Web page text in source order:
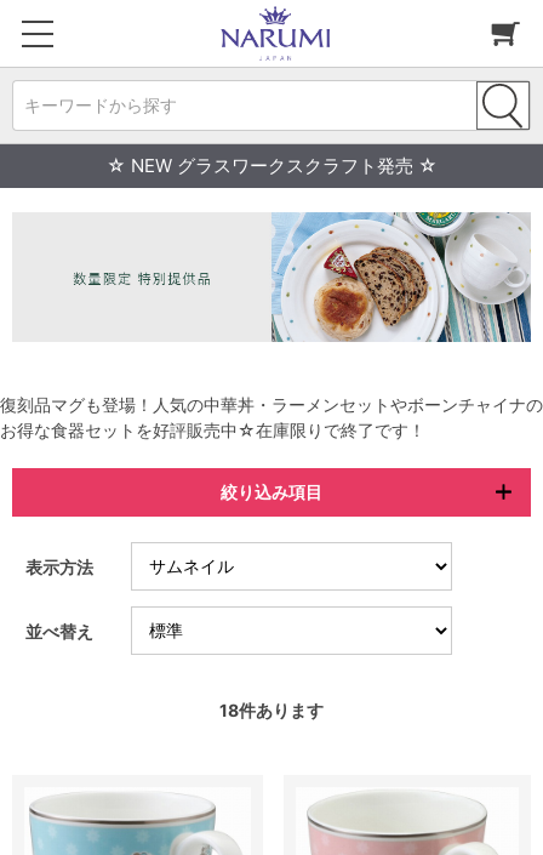
キーワードから探す
☆ NEW グラスワークスクラフト発売 ☆
復刻品マグも登場！人気の中華丼・ラーメンセットやボーンチャイナの
お得な食器セットを好評販売中☆在庫限りで終了です！
絞り込み項目
表示方法
並べ替え
18件あります